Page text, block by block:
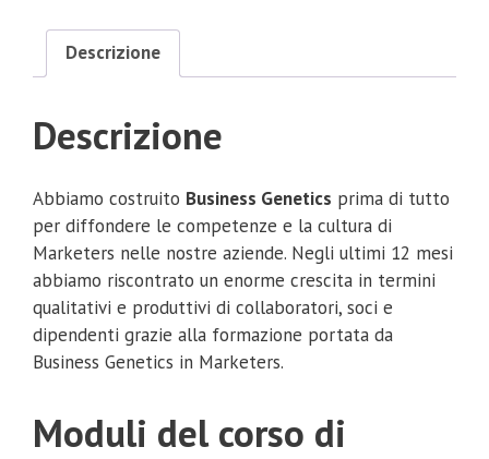
Descrizione
Descrizione
Abbiamo costruito Business Genetics prima di tutto
per diffondere le competenze e la cultura di
Marketers nelle nostre aziende. Negli ultimi 12 mesi
abbiamo riscontrato un enorme crescita in termini
qualitativi e produttivi di collaboratori, soci e
dipendenti grazie alla formazione portata da
Business Genetics in Marketers.
Moduli del corso di